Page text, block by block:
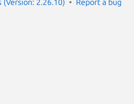
(Version: 2.26.10) Report a bug